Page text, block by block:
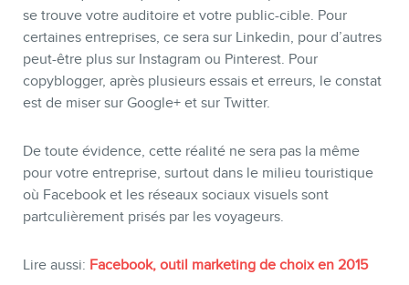
se trouve votre auditoire et votre public-cible. Pour
certaines entreprises, ce sera sur Linkedin, pour d’autres
peut-être plus sur Instagram ou Pinterest. Pour
copyblogger, après plusieurs essais et erreurs, le constat
est de miser sur Google+ et sur Twitter.
De toute évidence, cette réalité ne sera pas la même
pour votre entreprise, surtout dans le milieu touristique
où Facebook et les réseaux sociaux visuels sont
partculièrement prisés par les voyageurs.
Lire aussi: Facebook, outil marketing de choix en 2015